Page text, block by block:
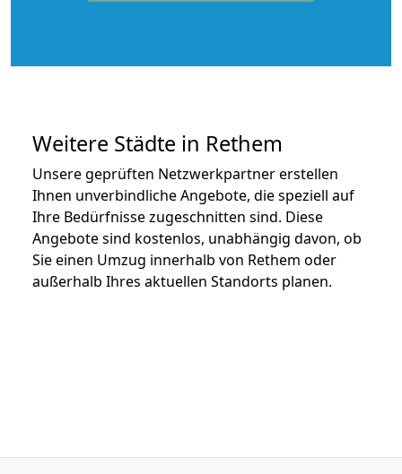
Weitere Städte in Rethem
Unsere geprüften Netzwerkpartner erstellen
Ihnen unverbindliche Angebote, die speziell auf
Ihre Bedürfnisse zugeschnitten sind. Diese
Angebote sind kostenlos, unabhängig davon, ob
Sie einen Umzug innerhalb von Rethem oder
außerhalb Ihres aktuellen Standorts planen.